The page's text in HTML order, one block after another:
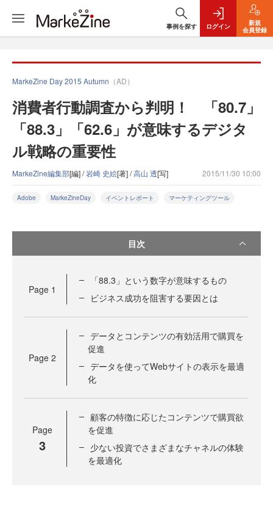
事例を探す ログイン
新規
会員登録
MarkeZine Day 2015 Autumn （AD）
消費者行動調査から判明！ 「80.7」
「88.3」「62.6」が意味するデジタ
ル戦略の重要性
MarkeZine編集部[編] /岩崎 史絵[著] /高山 透[写] 2015/11/30 10:00
Adobe MarkeZineDay イベントレポート マーケティングツール
目次
Page 1
「88.3」という数字が意味するもの
ビジネス成功を阻害する要因とは
Page 2
データとコンテンツの有効活用で購買を
促進
データを使ってWebサイトの表示を最適
化
Page
3
顧客の特徴に応じたコンテンツで購買欲
を促進
少ない投資でさまざまなチャネルの体験
を最適化